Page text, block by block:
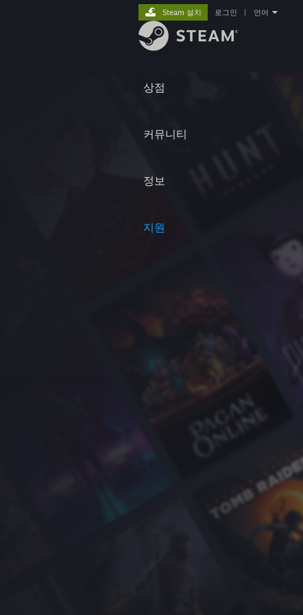
상점
커뮤니티
정보
지원
Steam 설치 로그인 언어